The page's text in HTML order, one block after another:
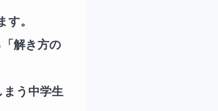
。
解き方の
う中学生